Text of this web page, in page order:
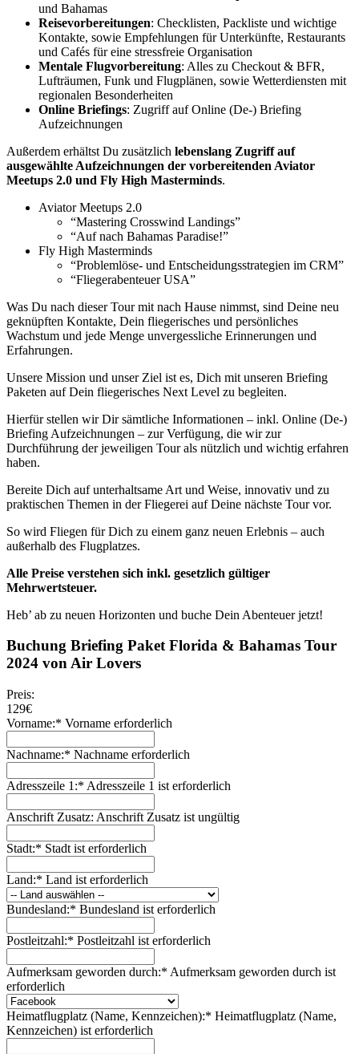
und Bahamas
Reisevorbereitungen: Checklisten, Packliste und wichtige
Kontakte, sowie Empfehlungen für Unterkünfte, Restaurants
und Cafés für eine stressfreie Organisation
Mentale Flugvorbereitung: Alles zu Checkout & BFR,
Lufträumen, Funk und Flugplänen, sowie Wetterdiensten mit
regionalen Besonderheiten
Online Briefings: Zugriff auf Online (De-) Briefing
Aufzeichnungen
Außerdem erhältst Du zusätzlich lebenslang Zugriff auf
ausgewählte Aufzeichnungen der vorbereitenden Aviator
Meetups 2.0 und Fly High Masterminds.
Aviator Meetups 2.0
“Mastering Crosswind Landings”
“Auf nach Bahamas Paradise!”
Fly High Masterminds
“Problemlöse- und Entscheidungsstrategien im CRM”
“Fliegerabenteuer USA”
Was Du nach dieser Tour mit nach Hause nimmst, sind Deine neu
geknüpften Kontakte, Dein fliegerisches und persönliches
Wachstum und jede Menge unvergessliche Erinnerungen und
Erfahrungen.
Unsere Mission und unser Ziel ist es, Dich mit unseren Briefing
Paketen auf Dein fliegerisches Next Level zu begleiten.
Hierfür stellen wir Dir sämtliche Informationen – inkl. Online (De-)
Briefing Aufzeichnungen – zur Verfügung, die wir zur
Durchführung der jeweiligen Tour als nützlich und wichtig erfahren
haben.
Bereite Dich auf unterhaltsame Art und Weise, innovativ und zu
praktischen Themen in der Fliegerei auf Deine nächste Tour vor.
So wird Fliegen für Dich zu einem ganz neuen Erlebnis – auch
außerhalb des Flugplatzes.
Alle Preise verstehen sich inkl. gesetzlich gültiger
Mehrwertsteuer.
Heb’ ab zu neuen Horizonten und buche Dein Abenteuer jetzt!
Buchung Briefing Paket Florida & Bahamas Tour
2024 von Air Lovers
Preis:
129€
Vorname:* Vorname erforderlich
Nachname:* Nachname erforderlich
Adresszeile 1:* Adresszeile 1 ist erforderlich
Anschrift Zusatz: Anschrift Zusatz ist ungültig
Stadt:* Stadt ist erforderlich
Land:* Land ist erforderlich
Bundesland:* Bundesland ist erforderlich
Postleitzahl:* Postleitzahl ist erforderlich
Aufmerksam geworden durch:* Aufmerksam geworden durch ist
erforderlich
Heimatflugplatz (Name, Kennzeichen):* Heimatflugplatz (Name,
Kennzeichen) ist erforderlich